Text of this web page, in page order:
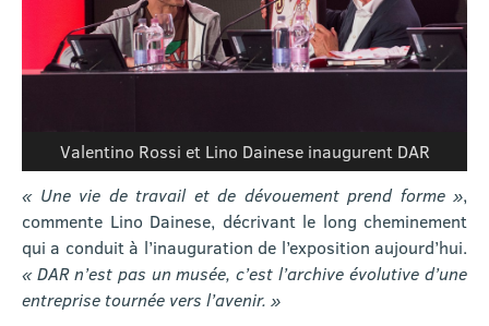
Valentino Rossi et Lino Dainese inaugurent DAR
« Une vie de travail et de dévouement prend forme »,
commente Lino Dainese, décrivant le long cheminement
qui a conduit à l’inauguration de l’exposition aujourd’hui.
« DAR n’est pas un musée, c’est l’archive évolutive d’une
entreprise tournée vers l’avenir. »